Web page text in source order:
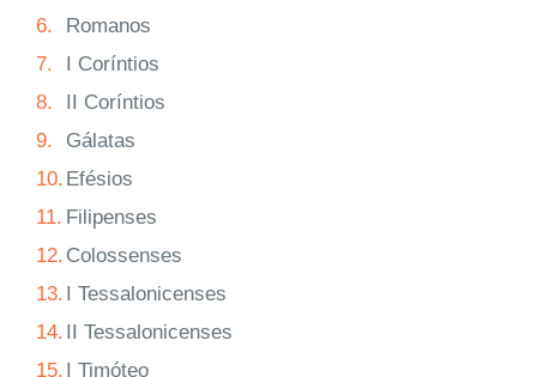
6.
Romanos
7.
I Coríntios
8.
II Coríntios
9.
Gálatas
10. Efésios
11. Filipenses
12. Colossenses
13. I Tessalonicenses
14. II Tessalonicenses
15. I Timóteo